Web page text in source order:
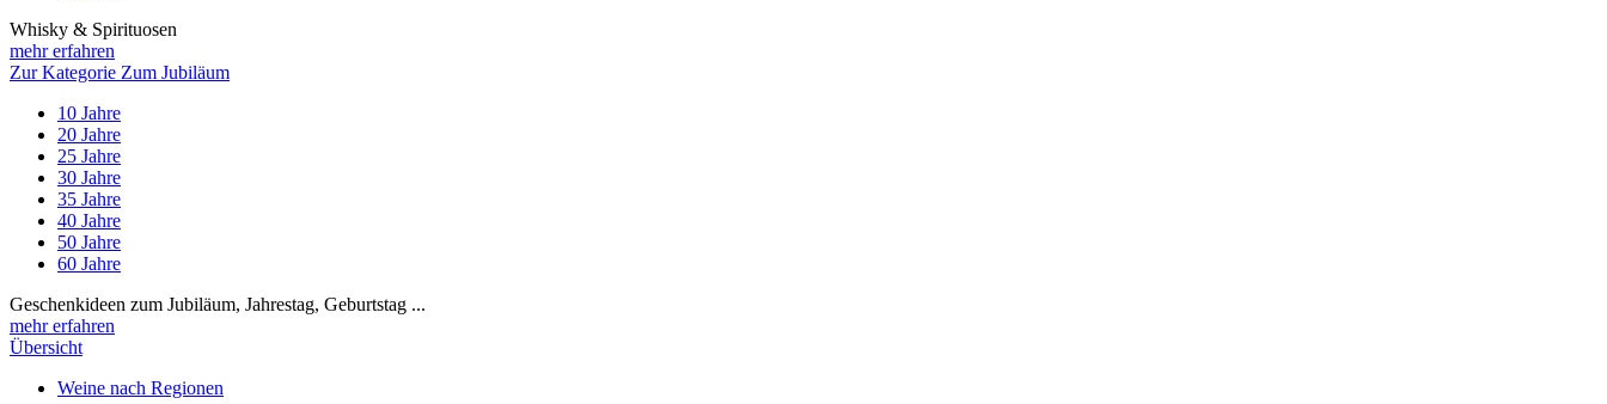
Whisky & Spirituosen
mehr erfahren
Zur Kategorie Zum Jubiläum
10 Jahre
20 Jahre
25 Jahre
30 Jahre
35 Jahre
40 Jahre
50 Jahre
60 Jahre
Geschenkideen zum Jubiläum, Jahrestag, Geburtstag ...
mehr erfahren
Übersicht
Weine nach Regionen